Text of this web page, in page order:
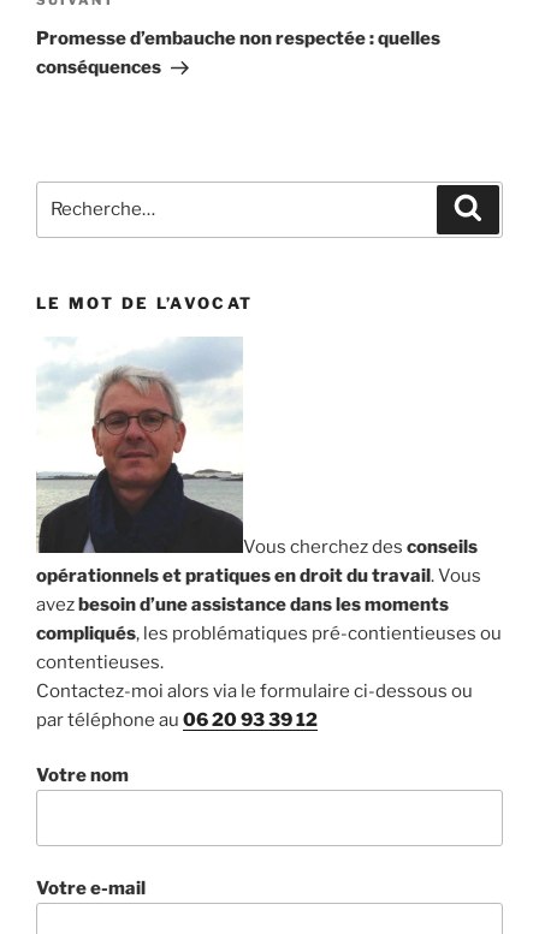
suivant
Promesse d’embauche non respectée : quelles
conséquences
LE MOT DE L’AVOCAT
Vous cherchez des conseils
opérationnels et pratiques en droit du travail. Vous
avezbesoin d’une assistance dans les moments
compliqués, les problématiques pré-contientieuses ou
contentieuses.
Contactez-moi alors via le formulaire ci-dessous ou
par téléphone au 06 20 93 39 12
Votre nom
Votre e-mail